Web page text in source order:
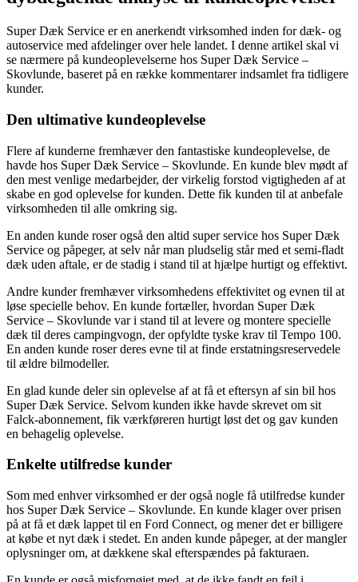
Super Dæk Service er en anerkendt virksomhed inden for dæk- og
autoservice med afdelinger over hele landet. I denne artikel skal vi
se nærmere på kundeoplevelserne hos Super Dæk Service –
Skovlunde, baseret på en række kommentarer indsamlet fra tidligere
kunder.
Den ultimative kundeoplevelse
Flere af kunderne fremhæver den fantastiske kundeoplevelse, de
havde hos Super Dæk Service – Skovlunde. En kunde blev mødt af
den mest venlige medarbejder, der virkelig forstod vigtigheden af at
skabe en god oplevelse for kunden. Dette fik kunden til at anbefale
virksomheden til alle omkring sig.
En anden kunde roser også den altid super service hos Super Dæk
Service og påpeger, at selv når man pludselig står med et semi-fladt
dæk uden aftale, er de stadig i stand til at hjælpe hurtigt og effektivt.
Andre kunder fremhæver virksomhedens effektivitet og evnen til at
løse specielle behov. En kunde fortæller, hvordan Super Dæk
Service – Skovlunde var i stand til at levere og montere specielle
dæk til deres campingvogn, der opfyldte tyske krav til Tempo 100.
En anden kunde roser deres evne til at finde erstatningsreservedele
til ældre bilmodeller.
En glad kunde deler sin oplevelse af at få et eftersyn af sin bil hos
Super Dæk Service. Selvom kunden ikke havde skrevet om sit
Falck-abonnement, fik værkføreren hurtigt løst det og gav kunden
en behagelig oplevelse.
Enkelte utilfredse kunder
Som med enhver virksomhed er der også nogle få utilfredse kunder
hos Super Dæk Service – Skovlunde. En kunde klager over prisen
på at få et dæk lappet til en Ford Connect, og mener det er billigere
at købe et nyt dæk i stedet. En anden kunde påpeger, at der mangler
oplysninger om, at dækkene skal efterspændes på fakturaen.